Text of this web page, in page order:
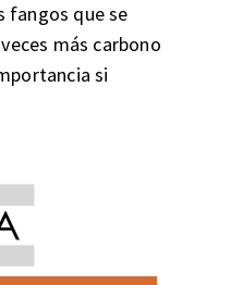
fangos que se
más carbono
si